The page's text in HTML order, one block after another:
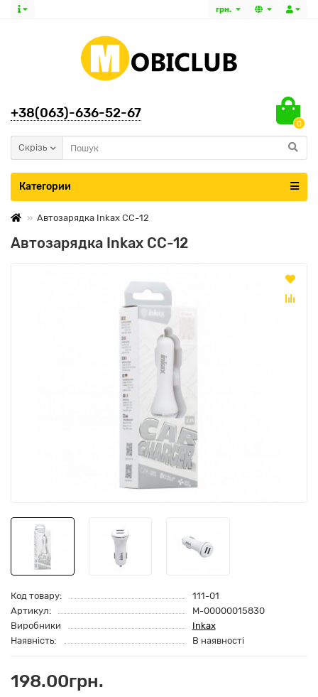
грн.
+38(063)-636-52-67
0
Скрізь
Категории
Автозарядка Inkax CC-12
Автозарядка Inkax CC-12
Код товару:
111-01
Артикул:
M-00000015830
Виробники
Inkax
Наявність:
В наявності
198.00грн.